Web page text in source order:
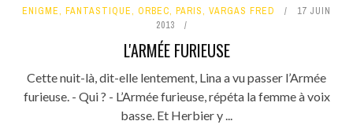
ENIGME, FANTASTIQUE, ORBEC, PARIS, VARGAS FRED
17 JUIN
2013
L'ARMÉE FURIEUSE
Cette nuit-là, dit-elle lentement, Lina a vu passer l’Armée
furieuse. - Qui ? - L’Armée furieuse, répéta la femme à voix
basse. Et Herbier y ...